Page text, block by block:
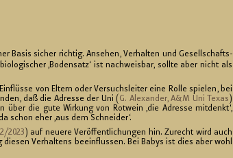
Basis si­cher rich­tig. An­se­hen, Ver­hal­ten und Ge­sell­schafts­
‚Bo­den­satz‘ ist nach­weis­bar, soll­te aber nicht als
von El­tern oder Ver­suchs­lei­ter eine Rolle spie­len, bei
daß die Adres­se der Uni ( G. Alex­an­der, A&M Uni Texas )
die gute Wir­kung von Rot­wein ‚die Adres­se mit­denkt‘,
schon eher ‚aus dem Schnei­der‘.
2023 ) auf neue­re Ver­öf­fent­li­chun­gen hin. Zu­recht wird auch
Ver­hal­tens be­ein­flus­sen. Bei Babys ist dies aber wohl